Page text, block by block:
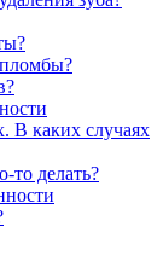
В каких случаях
то делать?